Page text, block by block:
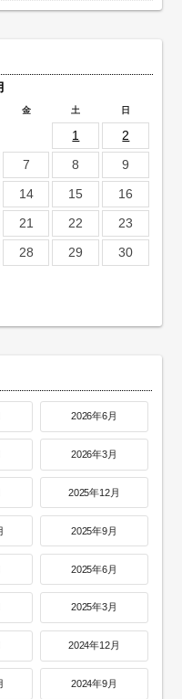
金 土 日
1
2
7 8
9
14 15
16
21 22
23
28 29
30
2026年6月
2026年3月
2025年12月
2025年9月
2025年6月
2025年3月
2024年12月
2024年9月